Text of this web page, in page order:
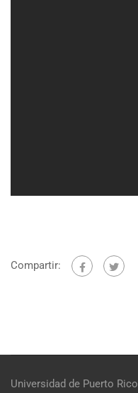
Compartir:
Universidad de Puerto Rico